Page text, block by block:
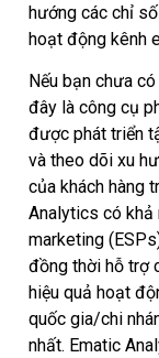
hướng các chỉ
hoạt động kênh
Nếu bạn chưa
đây là công cụ
được phát triển
và theo dõi xu
của khách hàng
Analytics có khả
marketing
đồng thời hỗ trợ
hiệu quả hoạt
quốc gia/chi
nhất. Ematic